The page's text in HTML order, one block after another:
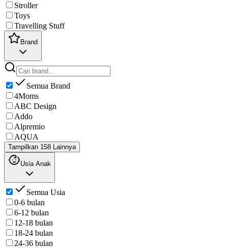
Stroller
Toys
Travelling Stuff
Brand
Semua Brand
4Moms
ABC Design
Addo
Alpremio
AQUA
Tampilkan 158 Lainnya
Usia Anak
Semua Usia
0-6 bulan
6-12 bulan
12-18 bulan
18-24 bulan
24-36 bulan